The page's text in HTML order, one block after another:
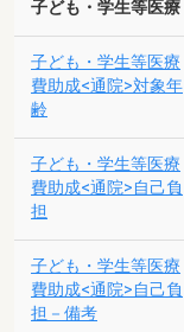
子ども・学生等医療
子ども・学生等医療
費助成<通院>対象年
齢
子ども・学生等医療
費助成<通院>自己負
担
子ども・学生等医療
費助成<通院>自己負
担－備考